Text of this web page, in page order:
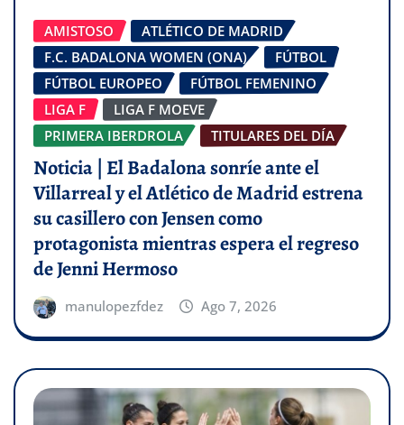
AMISTOSO
ATLÉTICO DE MADRID
F.C. BADALONA WOMEN (ONA)
FÚTBOL
FÚTBOL EUROPEO
FÚTBOL FEMENINO
LIGA F
LIGA F MOEVE
PRIMERA IBERDROLA
TITULARES DEL DÍA
Noticia | El Badalona sonríe ante el
Villarreal y el Atlético de Madrid estrena
su casillero con Jensen como
protagonista mientras espera el regreso
de Jenni Hermoso
manulopezfdez Ago 7, 2026